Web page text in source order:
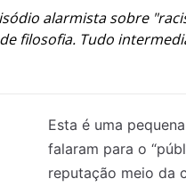
alarmista sobre
filosofia. Tudo
Esta é uma
falaram para o
reputação meio da